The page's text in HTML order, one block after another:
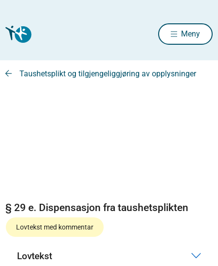
Meny
Taushetsplikt og tilgjengeliggjøring av opplysninger
§ 29 e. Dispensasjon fra taushetsplikten
Lovtekst med kommentar
Lovtekst